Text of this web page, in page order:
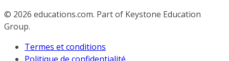
© 2026 educations.com. Part of Keystone Education
Group.
Termes et conditions